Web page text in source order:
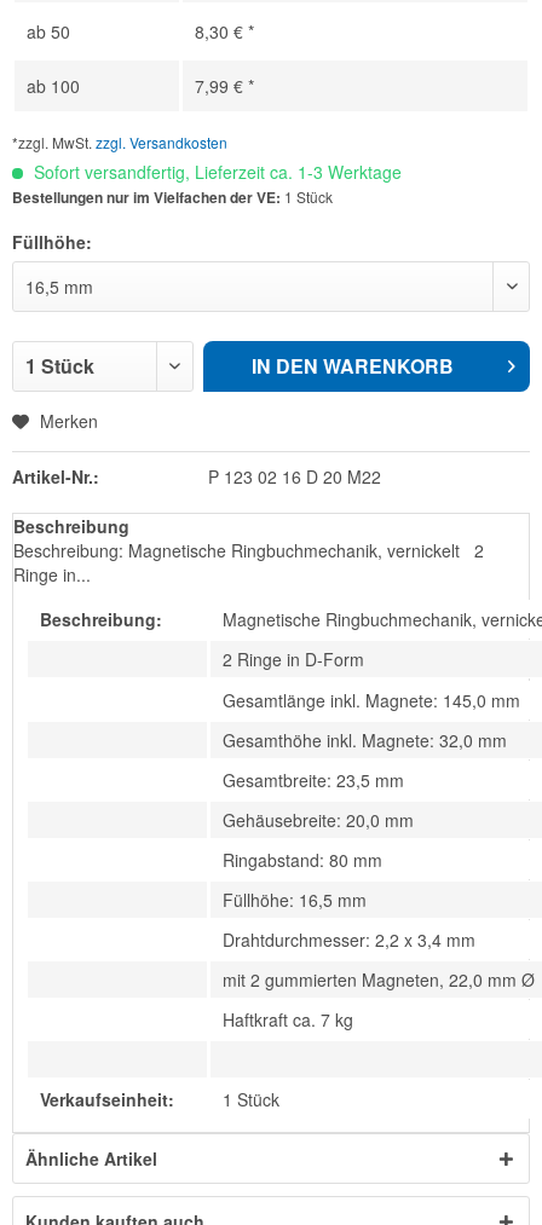
ab 50 8,30 € *
ab 100 7,99 € *
*zzgl. MwSt. zzgl. Versandkosten
Sofort versandfertig, Lieferzeit ca. 1-3 Werktage
Bestellungen nur im Vielfachen der VE: 1 Stück
Füllhöhe:
IN DEN WARENKORB
Merken
Artikel-Nr.: P 123 02 16 D 20 M22
Beschreibung
Beschreibung: Magnetische Ringbuchmechanik, vernickelt 2
Ringe in...
Beschreibung:
Magnetische Ringbuchmechanik,
2 Ringe in D-Form
Gesamtlänge inkl. Magnete: 145,0 mm
Gesamthöhe inkl. Magnete: 32,0 mm
Gesamtbreite: 23,5 mm
Gehäusebreite: 20,0 mm
Ringabstand: 80 mm
Füllhöhe: 16,5 mm
Drahtdurchmesser: 2,2 x 3,4 mm
mit 2 gummierten Magneten, 22,0 mm Ø
Haftkraft ca. 7 kg
Verkaufseinheit: 1 Stück
Ähnliche Artikel